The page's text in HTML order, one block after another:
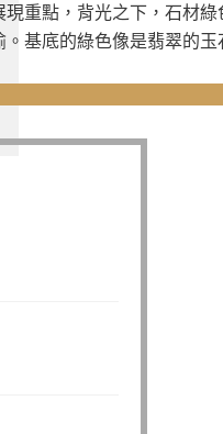
重點，背光之下，石材
基底的綠色像是翡翠的